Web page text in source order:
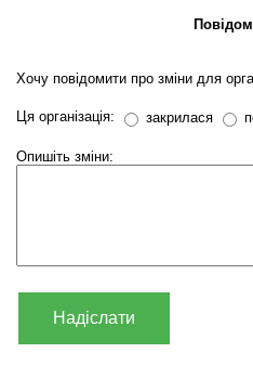
Хочу повідомити про зміни для
Ця організація: закрилася
Опишіть зміни:
Надіслати